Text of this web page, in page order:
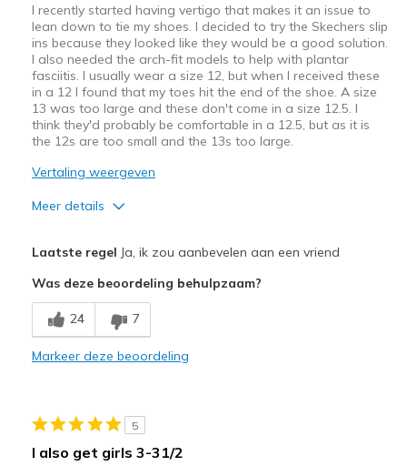
I recently started having vertigo that makes it an issue to
lean down to tie my shoes. I decided to try the Skechers slip
ins because they looked like they would be a good solution.
I also needed the arch-fit models to help with plantar
fasciitis. I usually wear a size 12, but when I received these
in a 12 I found that my toes hit the end of the shoe. A size
13 was too large and these don't come in a size 12.5. I
think they'd probably be comfortable in a 12.5, but as it is
the 12s are too small and the 13s too large.
Vertaling weergeven
Meer details
Width
Feels true to width
Sizing
View On Shoes
Shoes are for Wearing
Laatste regel Ja, ik zou aanbevelen aan een vriend
Was deze beoordeling behulpzaam?
24 7
Markeer deze beoordeling
5
I also get girls 3-31/2